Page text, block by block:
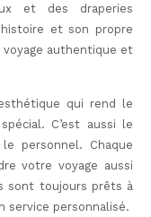
et des draperies
et son propre
voyage authentique et
qui rend le
C’est aussi le
personnel. Chaque
votre voyage aussi
sont toujours prêts à
service personnalisé.